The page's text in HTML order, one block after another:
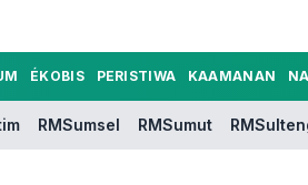
ÉKOBIS PERISTIWA KAAMANAN
RMSumsel RMSumut